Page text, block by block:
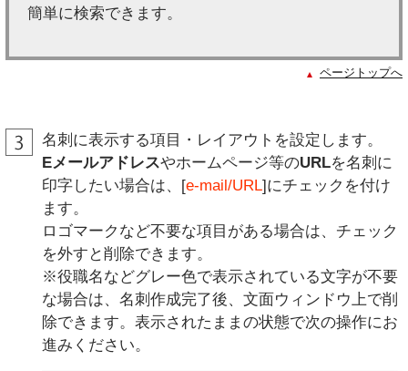
簡単に検索できます。
ページトップへ
名刺に表示する項目・レイアウトを設定します。
Eメールアドレスやホームページ等のURLを名刺に
印字したい場合は、[e-mail/URL]にチェックを付け
ます。
ロゴマークなど不要な項目がある場合は、チェック
を外すと削除できます。
※役職名などグレー色で表示されている文字が不要
な場合は、名刺作成完了後、文面ウィンドウ上で削
除できます。表示されたままの状態で次の操作にお
進みください。